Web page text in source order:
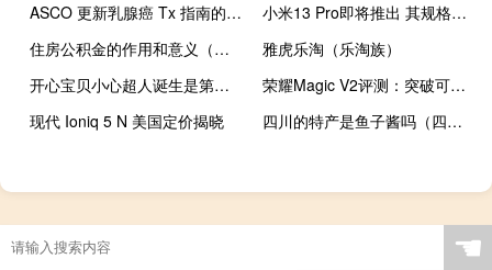
ASCO 更新乳腺癌 Tx 指南的生物标志物
小米13 Pro即将推出 其规格继承自以前的型号
住房公积金的作用和意义（住房公积金的作用）
雅虎乐淘（乐淘族）
开心宝贝小心超人诞生是第几集（开心宝贝小游戏）
荣耀Magic V2评测：突破可折叠外形的界限
现代 Ioniq 5 N 美国定价揭晓
四川的特产是鱼子酱吗（四川的特产）
☚